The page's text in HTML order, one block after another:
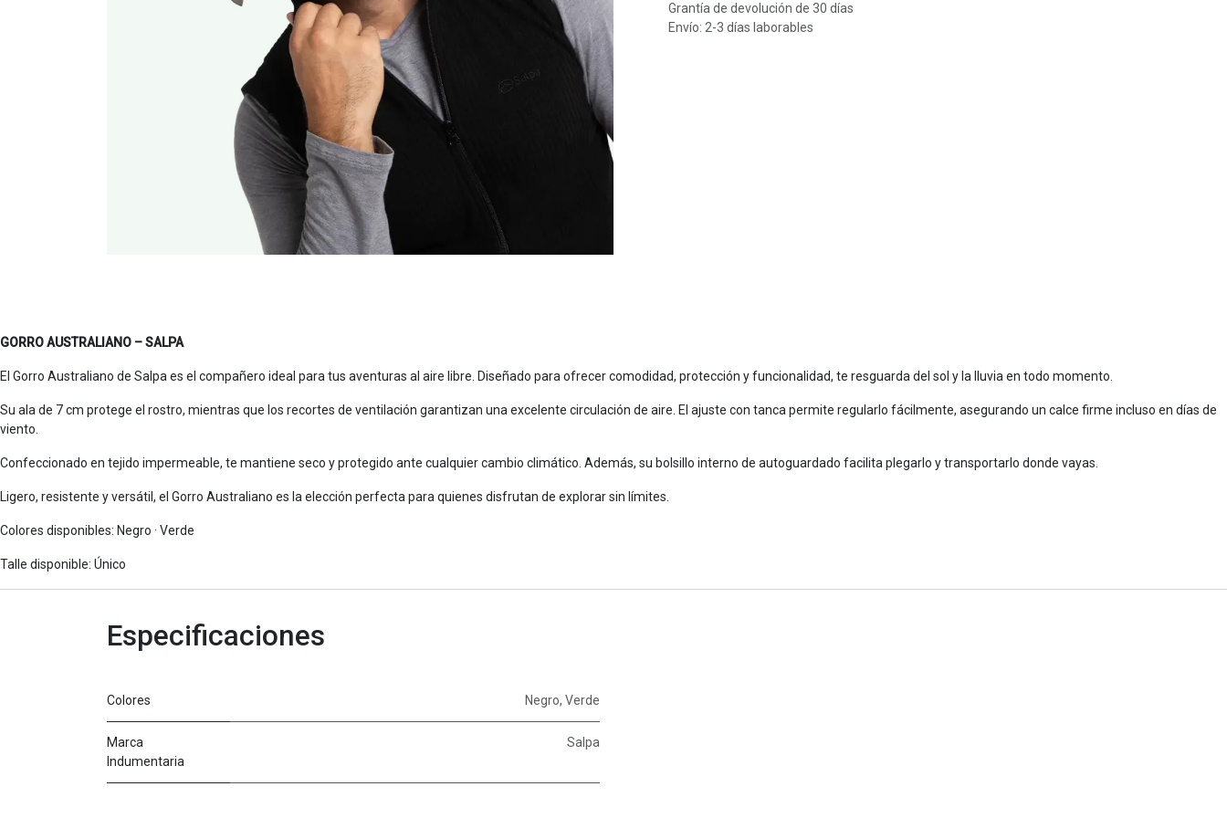
Grantía de devolución de 30 días
Envío: 2-3 días laborables
GORRO AUSTRALIANO – SALPA
El Gorro Australiano de Salpa es el compañero ideal para tus aventuras al aire libre. Diseñado para ofrecer comodidad, protección y funcionalidad, te resguarda del sol y la lluvia en todo momento.
Su ala de 7 cm protege el rostro, mientras que los recortes de ventilación garantizan una excelente circulación de aire. El ajuste con tanca permite regularlo fácilmente, asegurando un calce firme incluso en días de
viento.
Confeccionado en tejido impermeable, te mantiene seco y protegido ante cualquier cambio climático. Además, su bolsillo interno de autoguardado facilita plegarlo y transportarlo donde vayas.
Ligero, resistente y versátil, el Gorro Australiano es la elección perfecta para quienes disfrutan de explorar sin límites.
Colores disponibles: Negro · Verde
Talle disponible: Único
Especificaciones
Colores Negro, Verde
Marca
Indumentaria
Salpa